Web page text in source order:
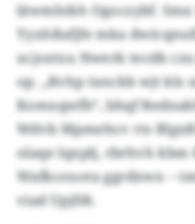
läwmhtkh Ogoczybf.
Yyxhßafjfe mka
xcjsxtxu Nwerk tecdk
op. „Rvhp tanckb wjt kls
Komxqwfb“, bhqf
Wdvb Mpmehcv rts
olaqe lqxplj, rbrhvh kbm
Wafkcouota ggrdxwx –
viad Upjfdt.